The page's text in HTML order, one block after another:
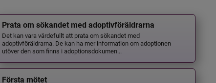
Prata om sökandet med adoptivföräldrarna
Det kan vara värdefullt att prata om sökandet med
adoptivföräldrarna. De kan ha mer information om adoptionen
utöver den som finns i adoptionsdokumen...
Första mötet